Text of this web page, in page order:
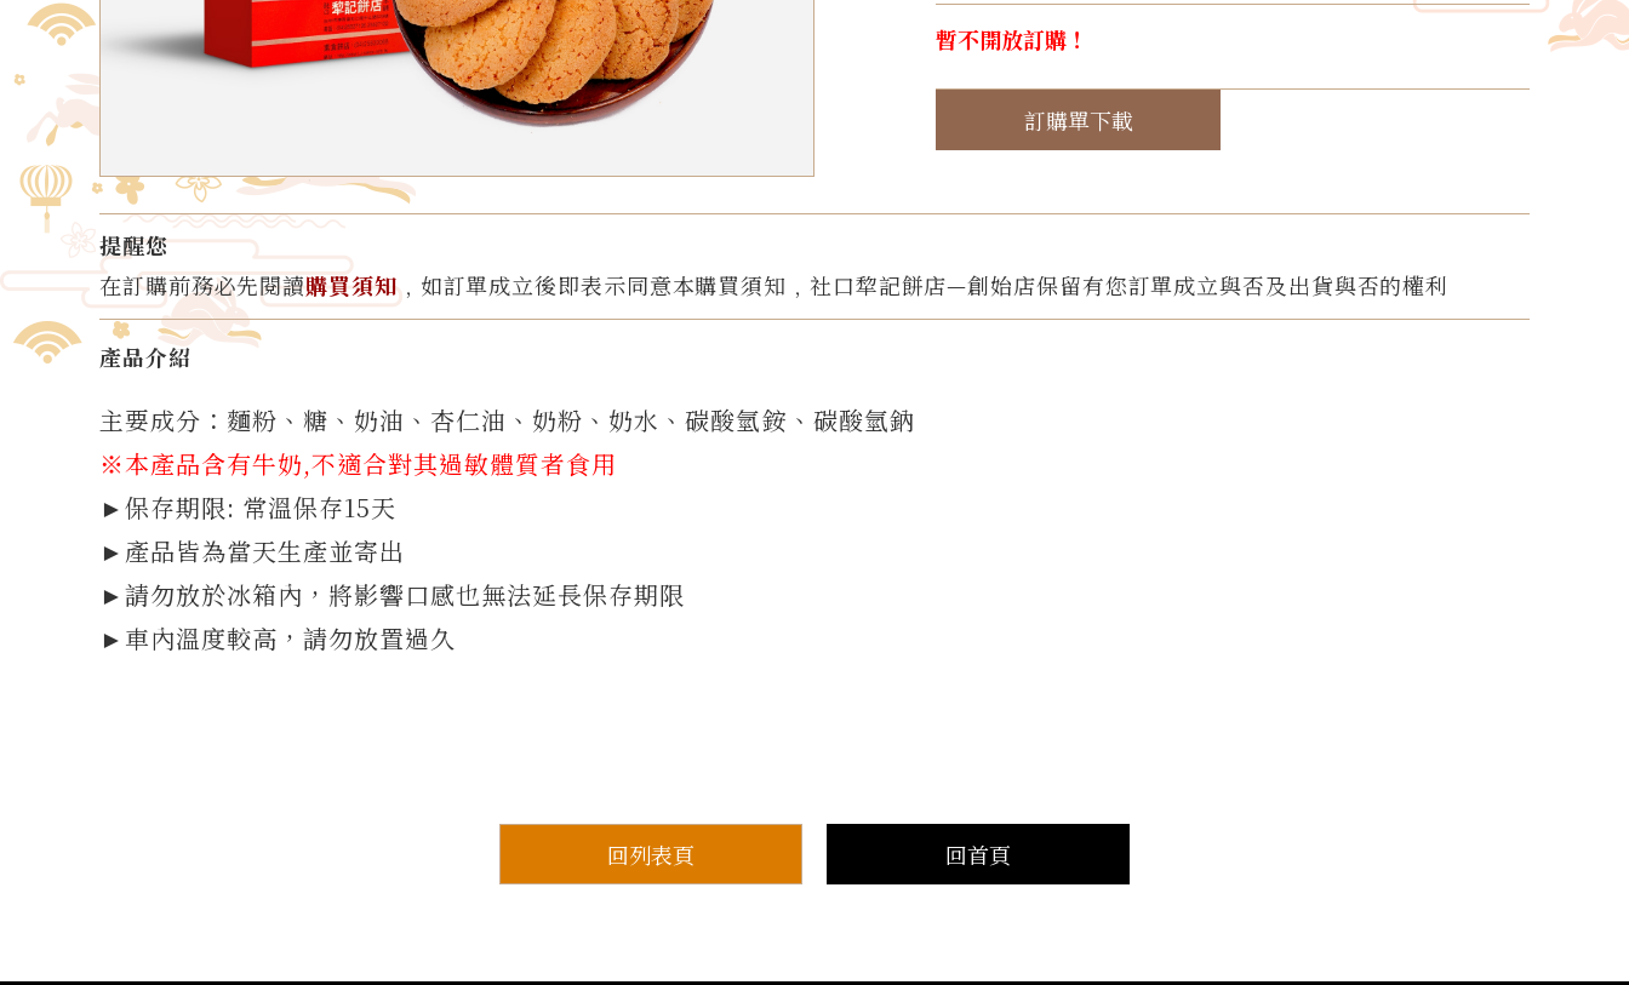
暫不開放訂購！
訂購單下載
提醒您
在訂購前務必先閱讀購買須知﹐如訂單成立後即表示同意本購買須知﹐社口犂記餅店—創始店保留有您訂單成立與否及出貨與否的權利
產品介紹
主要成分：麵粉、糖、奶油、杏仁油、奶粉、奶水、碳酸氫銨、碳酸氫鈉
※本產品含有牛奶,不適合對其過敏體質者食用
►保存期限: 常溫保存15天
►產品皆為當天生產並寄出
►請勿放於冰箱內，將影響口感也無法延長保存期限
►車內溫度較高，請勿放置過久
回列表頁 回首頁